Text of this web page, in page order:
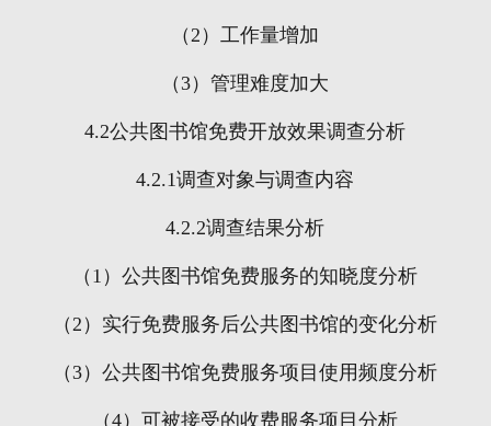
（2 ）工作量增加
（3）管理难度加大
4.2公共图书馆免费开放效果调查分析
4.2.1调查对象与调查内容
4.2.2调查结果分析
（ 1 ）公共图书馆免费服务的知晓度分析
（2 ）实行免费服务后公共图书馆的变化分析
（3）公共图书馆免费服务项目使用频度分析
（4）可被接受的收费服务项目分析